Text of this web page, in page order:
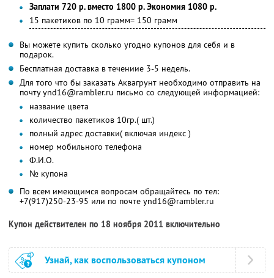
Заплати 720 р. вместо 1800 р. Экономия 1080 р.
15 пакетиков по 10 грамм= 150 грамм
Вы можете купить сколько угодно купонов для себя и в
подарок.
Бесплатная доставка в течениие 3-5 недель.
Для того что бы заказать Аквагрунт необходимо отправить на
почту ynd16@rambler.ru письмо со следующей информацией:
название цвета
количество пакетиков 10гр.( шт.)
полный адрес доставки( включая индекс )
номер мобильного телефона
Ф.И.О.
№ купона
По всем имеющимся вопросам обращайтесь по тел:
+7(917)250-23-95 или по почте ynd16@rambler.ru
Купон действителен по 18 ноября 2011 включительно
Узнай, как воспользоваться купоном